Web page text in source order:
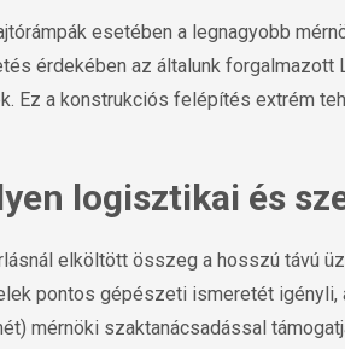
esetében a legnagyobb
érdekében az általunk
Ez a konstrukciós felépítés extrém
logisztikai és
elköltött összeg a hosszú távú
pontos gépészeti ismeretét igényli,
mérnöki szaktanácsadással